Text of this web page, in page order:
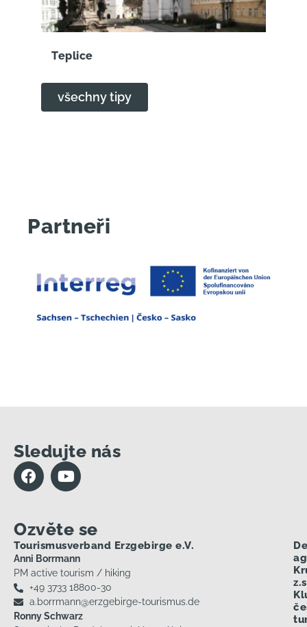
Teplice
všechny tipy
Partneři
Sledujte nás
Ozvěte se
Tourismusverband Erzgebirge e.V.
Anni Borrmann
PM active tourism / hiking
+49 3733 18800-30
a.borrmann@erzgebirge-tourismus.de
Ronny Schwarz